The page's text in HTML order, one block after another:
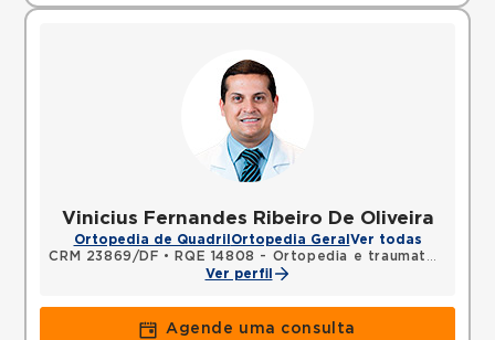
Vinicius Fernandes Ribeiro De Oliveira
Ortopedia de Quadril Ortopedia Geral Ver todas
CRM 23869/DF •
RQE 14808 - Ortopedia e traumatologia
Ver perfil
Agende uma consulta